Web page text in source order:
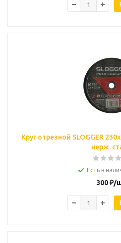
Круг отрезной SLOGGER
нерж.
Есть в
300₽/